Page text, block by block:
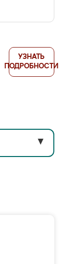
УЗНАТЬ
ПОДРОБНОСТИ
▼